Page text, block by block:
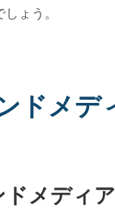
ょう。
ドメデ
メディ